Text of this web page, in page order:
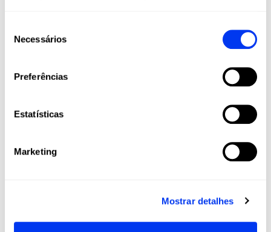
Necessários
Preferências
Estatísticas
Marketing
Mostrar detalhes
produtos relacionados